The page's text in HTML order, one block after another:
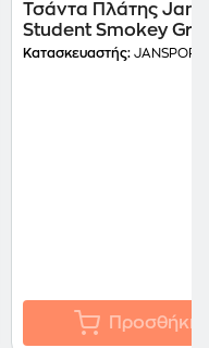
Τσάντα Πλάτης
Student Smokey Grit
Κατασκευαστής: JANSPORT
Προσθήκη